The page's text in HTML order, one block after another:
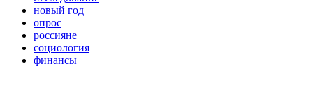
новый год
опрос
россияне
социология
финансы